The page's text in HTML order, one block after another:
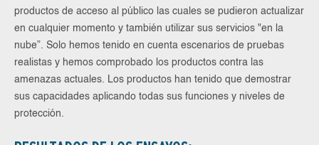
productos de acceso al público las cuales se pudieron actualizar
en cualquier momento y también utilizar sus servicios "en la
nube”. Solo hemos tenido en cuenta escenarios de pruebas
realistas y hemos comprobado los productos contra las
amenazas actuales. Los productos han tenido que demostrar
sus capacidades aplicando todas sus funciones y niveles de
protección.